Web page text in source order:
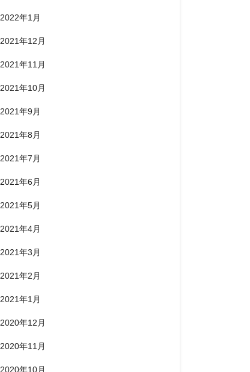
2022年1月
2021年12月
2021年11月
2021年10月
2021年9月
2021年8月
2021年7月
2021年6月
2021年5月
2021年4月
2021年3月
2021年2月
2021年1月
2020年12月
2020年11月
2020年10月